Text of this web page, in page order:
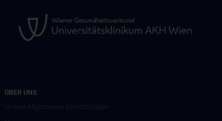
ÜBER UNS